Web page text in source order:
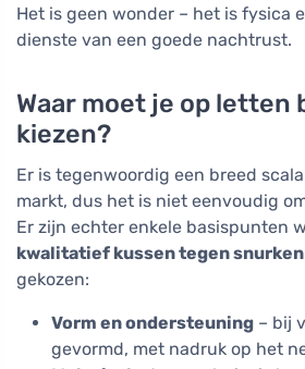
Het is geen wonder – het is fysica
dienste van een goede nachtrust.
Waar moet je op letten
kiezen?
Er is tegenwoordig een breed
markt, dus het is niet eenvoudig
Er zijn echter enkele basispunten
kwalitatief kussen tegen snurken
gekozen:
Vorm en ondersteuning – bij
gevormd, met nadruk op het